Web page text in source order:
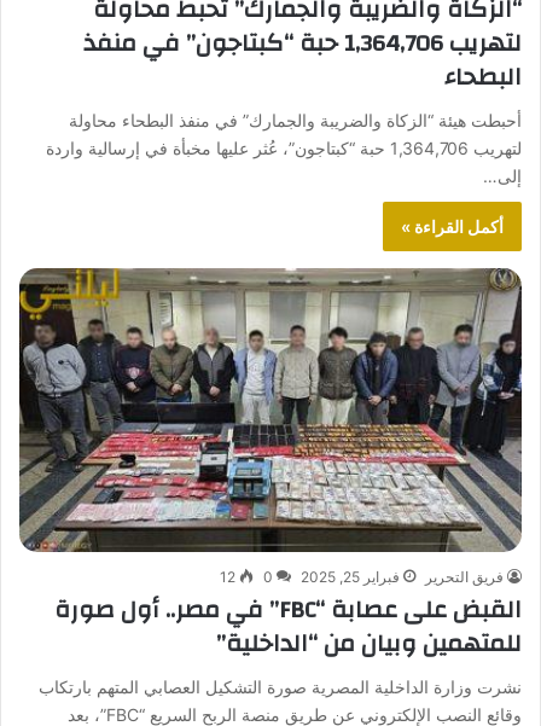
“الزكاة والضريبة والجمارك” تحبط محاولة
لتهريب 1,364,706 حبة “كبتاجون” في منفذ
البطحاء
أحبطت هيئة “الزكاة والضريبة والجمارك” في منفذ البطحاء محاولة
لتهريب 1,364,706 حبة “كبتاجون”، عُثر عليها مخبأة في إرسالية واردة
إلى…
أكمل القراءة »
فريق التحرير فبراير 25, 2025 0
12
القبض على عصابة “FBC” في مصر.. أول صورة
للمتهمين وبيان من “الداخلية”
نشرت وزارة الداخلية المصرية صورة التشكيل العصابي المتهم بارتكاب
وقائع النصب الإلكتروني عن طريق منصة الربح السريع “FBC”، بعد